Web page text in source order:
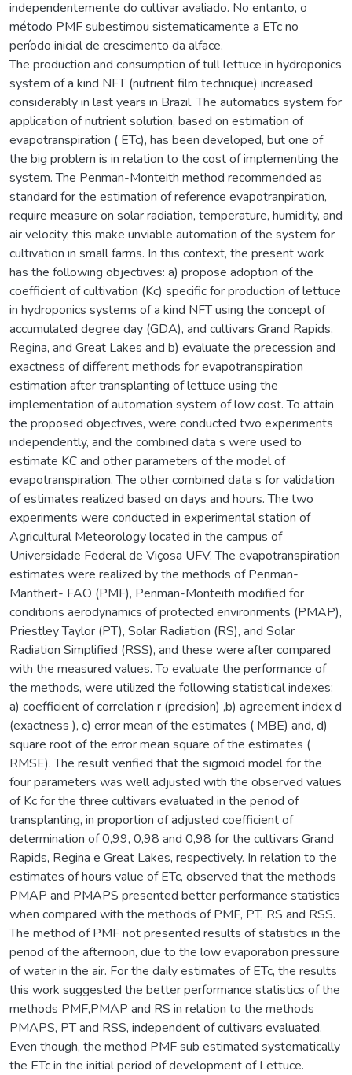
independentemente do cultivar avaliado. No entanto, o
método PMF subestimou sistematicamente a ETc no
período inicial de crescimento da alface.
The production and consumption of tull lettuce in hydroponics
system of a kind NFT (nutrient film technique) increased
considerably in last years in Brazil. The automatics system for
application of nutrient solution, based on estimation of
evapotranspiration ( ETc), has been developed, but one of
the big problem is in relation to the cost of implementing the
system. The Penman-Monteith method recommended as
standard for the estimation of reference evapotranpiration,
require measure on solar radiation, temperature, humidity, and
air velocity, this make unviable automation of the system for
cultivation in small farms. In this context, the present work
has the following objectives: a) propose adoption of the
coefficient of cultivation (Kc) specific for production of lettuce
in hydroponics systems of a kind NFT using the concept of
accumulated degree day (GDA), and cultivars Grand Rapids,
Regina, and Great Lakes and b) evaluate the precession and
exactness of different methods for evapotranspiration
estimation after transplanting of lettuce using the
implementation of automation system of low cost. To attain
the proposed objectives, were conducted two experiments
independently, and the combined data s were used to
estimate KC and other parameters of the model of
evapotranspiration. The other combined data s for validation
of estimates realized based on days and hours. The two
experiments were conducted in experimental station of
Agricultural Meteorology located in the campus of
Universidade Federal de Viçosa UFV. The evapotranspiration
estimates were realized by the methods of Penman-
Mantheit- FAO (PMF), Penman-Monteith modified for
conditions aerodynamics of protected environments (PMAP),
Priestley Taylor (PT), Solar Radiation (RS), and Solar
Radiation Simplified (RSS), and these were after compared
with the measured values. To evaluate the performance of
the methods, were utilized the following statistical indexes:
a) coefficient of correlation r (precision) ,b) agreement index d
(exactness ), c) error mean of the estimates ( MBE) and, d)
square root of the error mean square of the estimates (
RMSE). The result verified that the sigmoid model for the
four parameters was well adjusted with the observed values
of Kc for the three cultivars evaluated in the period of
transplanting, in proportion of adjusted coefficient of
determination of 0,99, 0,98 and 0,98 for the cultivars Grand
Rapids, Regina e Great Lakes, respectively. In relation to the
estimates of hours value of ETc, observed that the methods
PMAP and PMAPS presented better performance statistics
when compared with the methods of PMF, PT, RS and RSS.
The method of PMF not presented results of statistics in the
period of the afternoon, due to the low evaporation pressure
of water in the air. For the daily estimates of ETc, the results
this work suggested the better performance statistics of the
methods PMF,PMAP and RS in relation to the methods
PMAPS, PT and RSS, independent of cultivars evaluated.
Even though, the method PMF sub estimated systematically
the ETc in the initial period of development of Lettuce.